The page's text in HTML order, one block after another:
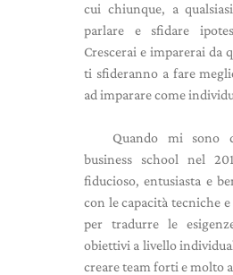
cui chiunque, a
parlare e sfidare
Crescerai e imparerai da
ti sfideranno a fare
ad imparare come
Quando mi sono
business school nel
fiducioso, entusiasta e
con le capacità tecniche
per tradurre le
obiettivi a livello
creare team forti e molto